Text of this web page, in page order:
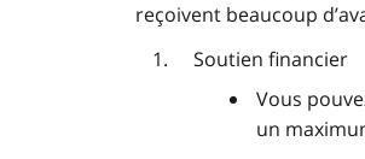
reçoivent beaucoup
Soutien financier
Vous
un